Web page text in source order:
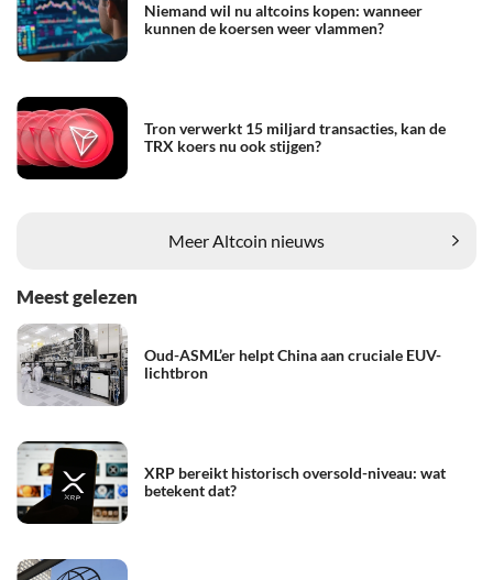
Niemand wil nu altcoins kopen: wanneer
kunnen de koersen weer vlammen?
Tron verwerkt 15 miljard transacties, kan de
TRX koers nu ook stijgen?
Meer Altcoin nieuws
Meest gelezen
Oud-ASML’er helpt China aan cruciale EUV-
lichtbron
XRP bereikt historisch oversold-niveau: wat
betekent dat?